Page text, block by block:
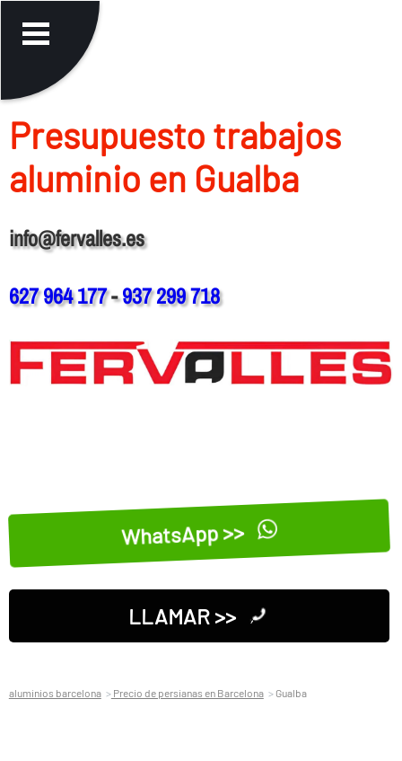
Presupuesto trabajos
aluminio en Gualba
info@fervalles.es
627 964 177-937 299 718
WhatsApp >>
LLAMAR >>
aluminios barcelona Precio de persianas en Barcelona Gualba